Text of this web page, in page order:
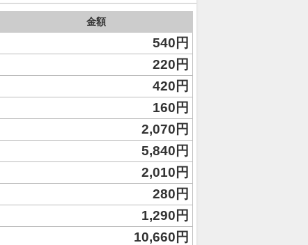
金額
540円
220円
420円
160円
2,070円
5,840円
2,010円
280円
1,290円
10,660円